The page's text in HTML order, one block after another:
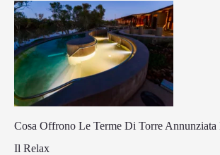
Cosa Offrono Le Terme Di Torre Annunziata
Il Relax